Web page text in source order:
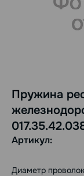
Пружина
Артикул:
Диаметр